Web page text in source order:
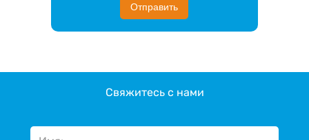
Отправить
Свяжитесь с нами